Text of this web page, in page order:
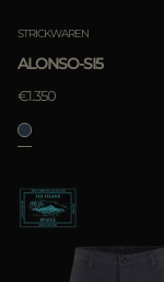
STRICKWAREN
ALONSO-SI5
€1.350